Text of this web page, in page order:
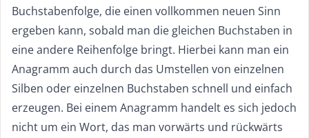
Buchstabenfolge, die einen vollkommen neuen Sinn
ergeben kann, sobald man die gleichen Buchstaben in
eine andere Reihenfolge bringt. Hierbei kann man ein
Anagramm auch durch das Umstellen von einzelnen
Silben oder einzelnen Buchstaben schnell und einfach
erzeugen. Bei einem Anagramm handelt es sich jedoch
nicht um ein Wort, das man vorwärts und rückwärts